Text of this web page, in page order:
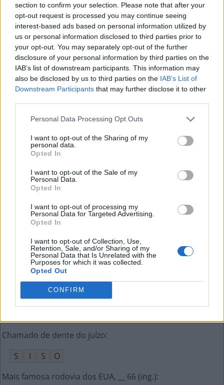
section to confirm your selection. Please note that after your
opt-out request is processed you may continue seeing
interest-based ads based on personal information utilized by
us or personal information disclosed to third parties prior to
your opt-out. You may separately opt-out of the further
disclosure of your personal information by third parties on the
IAB’s list of downstream participants. This information may
also be disclosed by us to third parties on the IAB’s List of
Downstream Participants that may further disclose it to other
Personal Data Processing Opt Outs
I want to opt-out of the Sharing of my
personal data.
Opted In
I want to opt-out of the Sale of my
Personal Data.
Opted In
I want to opt-out of processing my
Personal Data for Targeted Advertising.
Opted In
I want to opt-out of Collection, Use,
Retention, Sale, and/or Sharing of my
Personal Data that Is Unrelated with the
Purposes for which it was collected.
Opted Out
CONFIRM
Mini Janeiro 2 2023 Cruzadinha
P R
E
O
O P
S
S
U S
I
O S A
R
Hit de Britney Spears, __! I Did It Again (ing.)
O P
S
Ações; protestos na rua:
Empresa japonesa conhecida pelas impressoras:
P S O
__-estreia, ocorre antes do lançamento oficial
Chamado de dente do juízo:
S
I S
O
Mais famosa rodovia dos EUA, __ 66 (ing.):